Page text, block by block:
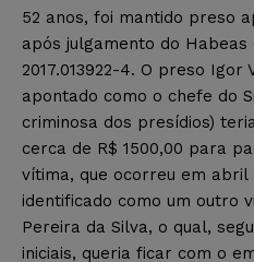
52 anos, foi mantido preso
após julgamento do Habeas
2017.013922-4. O preso Igor
apontado como o chefe do
criminosa dos presídios)
cerca de R$ 1500,00 para
vítima, que ocorreu em abril
identificado como um outro
Pereira da Silva, o qual,
iniciais, queria ficar com o